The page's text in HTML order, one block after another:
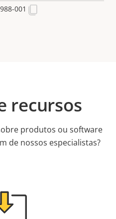
001
recursos
produtos ou software
de nossos especialistas?